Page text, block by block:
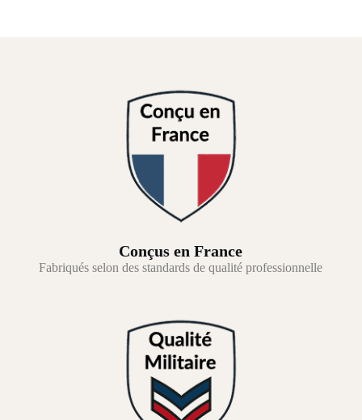
Conçus en France
Fabriqués selon des standards de qualité professionnelle